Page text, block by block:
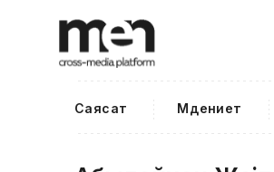
Саясат Мәдениет